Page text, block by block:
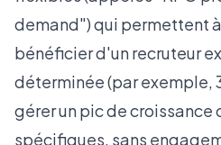
demand") qui permettent à
bénéficier d'un recruteur
déterminée (par exemple,
gérer un pic de croissance
spécifiques, sans